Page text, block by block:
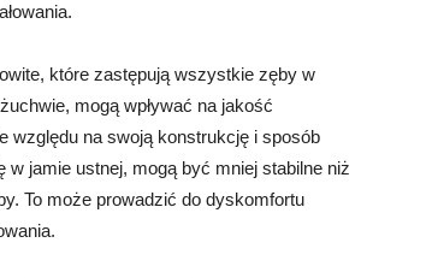
które zastępują wszystkie zęby w
mogą wpływać na jakość
względu na swoją konstrukcję i sposób
w jamie ustnej, mogą być mniej stabilne niż
To może prowadzić do dyskomfortu